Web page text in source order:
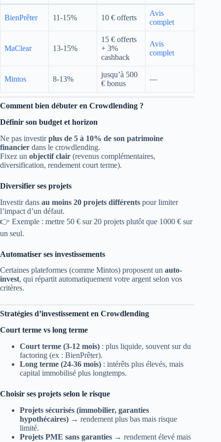
BienPrêter 11-15% 10 € offerts
Avis
complet
MaClear 13-15%
15 € offerts
+ 3%
cashback
Avis
complet
Mintos 8-13%
jusqu’à 500
€ bonus
—
Comment bien débuter en Crowdlending ?
Définir son budget et horizon
Ne pas investirplus de 5 à 10% de son patrimoine
financier dans le crowdlending.
Fixez un objectif clair (revenus complémentaires,
diversification, rendement court terme).
Diversifier ses projets
Investir dans au moins 20 projets différents pour limiter
l’impact d’un défaut.
👉 Exemple : mettre 50 € sur 20 projets plutôt que 1000 € sur
un seul.
Automatiser ses investissements
Certaines plateformes (comme Mintos) proposent un auto-
invest, qui répartit automatiquement votre argent selon vos
critères.
Stratégies d’investissement en Crowdlending
Court terme vs long terme
Court terme (3-12 mois) : plus liquide, souvent sur du
factoring (ex : BienPrêter).
Long terme (24-36 mois) : intérêts plus élevés, mais
capital immobilisé plus longtemps.
Choisir ses projets selon le risque
Projets sécurisés (immobilier, garanties
hypothécaires) → rendement plus bas mais risque
limité.
Projets PME sans garanties → rendement élevé mais